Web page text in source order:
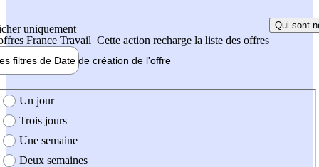
uniquement
France Travail Cette action recharge la liste des offres
Qui sont
filtres de Date de création de l'offre
création de l'offre
Un jour
Trois jours
Une semaine
Deux semaines